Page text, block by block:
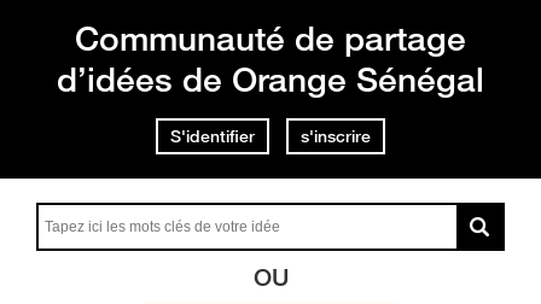
Communauté de partage
d’idées de Orange Sénégal
S'identifier s'inscrire
OU